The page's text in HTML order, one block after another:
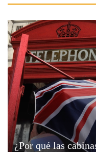
¿Por qué las